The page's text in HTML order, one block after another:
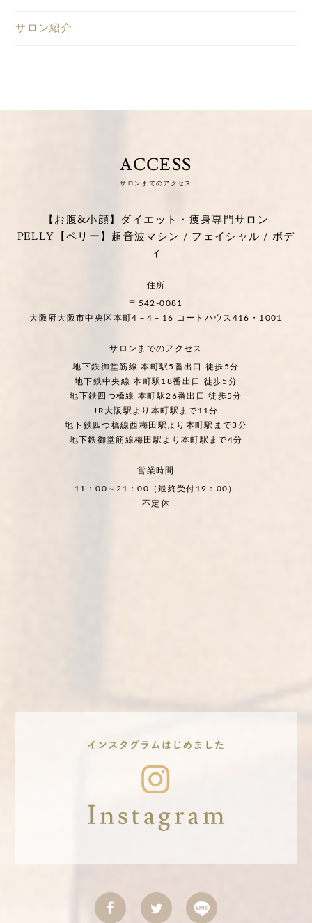
サロン紹介
ACCESS
サロンまでのアクセス
【お腹&小顔】ダイエット・痩身専門サロン
PELLY【ペリー】超音波マシン / フェイシャル / ボデ
ィ
住所
〒542-0081
大阪府大阪市中央区本町4－4－16 コートハウス416・1001
サロンまでのアクセス
地下鉄御堂筋線 本町駅5番出口 徒歩5分
地下鉄中央線 本町駅18番出口 徒歩5分
地下鉄四つ橋線 本町駅26番出口 徒歩5分
JR大阪駅より本町駅まで11分
地下鉄四つ橋線西梅田駅より本町駅まで3分
地下鉄御堂筋線梅田駅より本町駅まで4分
営業時間
11：00～21：00（最終受付19：00）
不定休